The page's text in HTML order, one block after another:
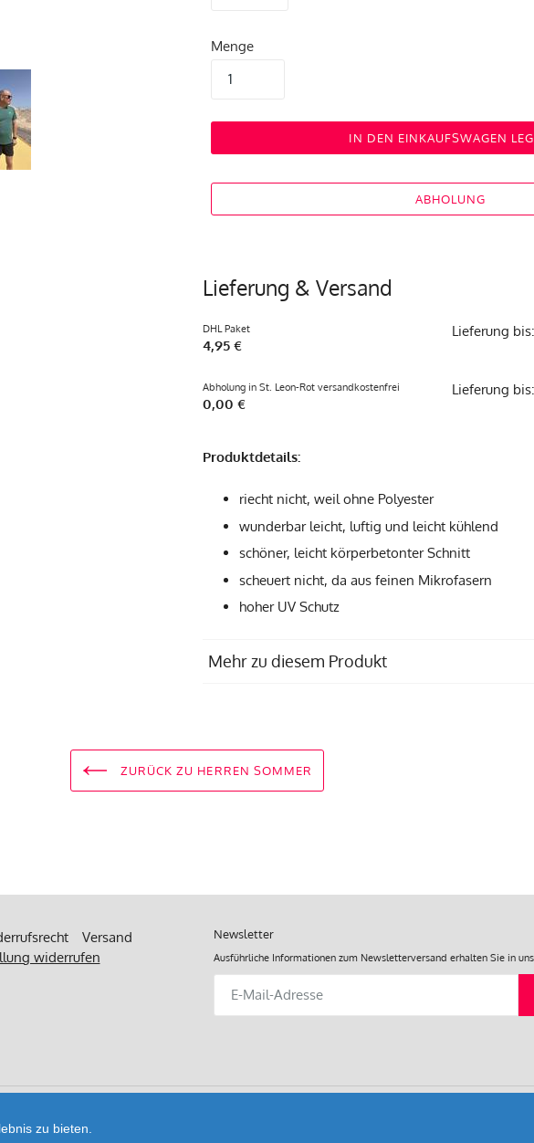
Menge
IN DEN EINKAUFSWAGEN
ABHOLUNG
Lieferung & Versand
DHL Paket
4,95 €
Lieferung
Abholung in St. Leon-Rot versandkostenfrei
0,00 €
Lieferung
Produktdetails:
riecht nicht, weil ohne Polyester
wunderbar leicht, luftig und leicht kühlend
schöner, leicht körperbetonter Schnitt
scheuert nicht, da aus feinen Mikrofasern
hoher UV Schutz
Mehr zu diesem Produkt
Produziert in
ZURÜCK ZU HERREN SOMMER
Versand
widerrufen
Newsletter
Ausführliche Informationen zum Newsletterversand erhalten Sie in
zu bieten.